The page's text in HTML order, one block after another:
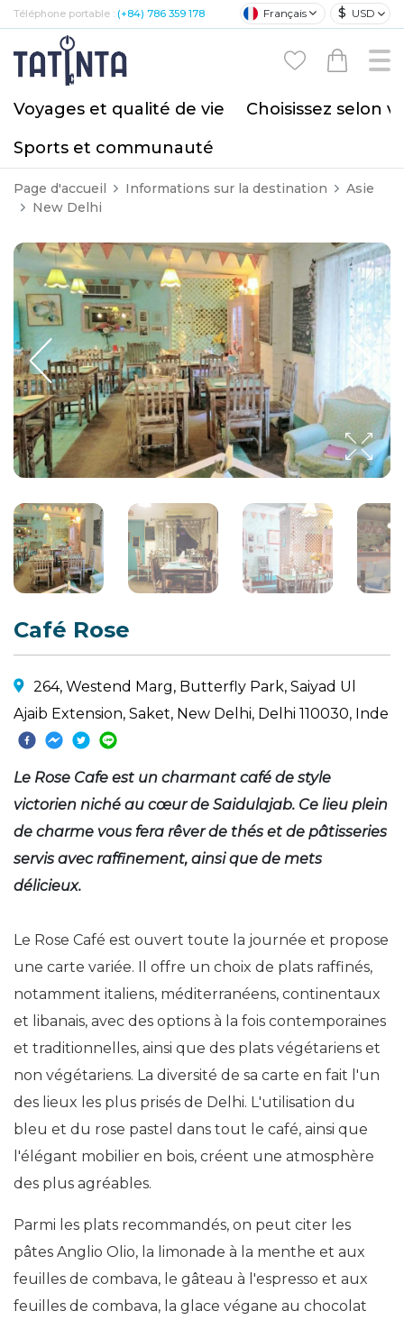
Téléphone portable : (+84) 786 359 178 Français $ USD
Voyages et qualité de vie
Choisissez selon
Sports et communauté
Page d'accueil Informations sur la destination
Asie
New Delhi
Café Rose
264, Westend Marg, Butterfly Park, Saiyad Ul
Ajaib Extension, Saket, New Delhi, Delhi 110030, Inde
Le Rose Cafe est un charmant café de style
victorien niché au cœur de Saidulajab. Ce lieu plein
de charme vous fera rêver de thés et de pâtisseries
servis avec raffinement, ainsi que de mets
délicieux.
Le Rose Café est ouvert toute la journée et propose
une carte variée. Il offre un choix de plats raffinés,
notamment italiens, méditerranéens, continentaux
et libanais, avec des options à la fois contemporaines
et traditionnelles, ainsi que des plats végétariens et
non végétariens. La diversité de sa carte en fait l'un
des lieux les plus prisés de Delhi. L'utilisation du
bleu et du rose pastel dans tout le café, ainsi que
l'élégant mobilier en bois, créent une atmosphère
des plus agréables.
Parmi les plats recommandés, on peut citer les
pâtes Anglio Olio, la limonade à la menthe et aux
feuilles de combava, le gâteau à l'espresso et aux
feuilles de combava, la glace végane au chocolat